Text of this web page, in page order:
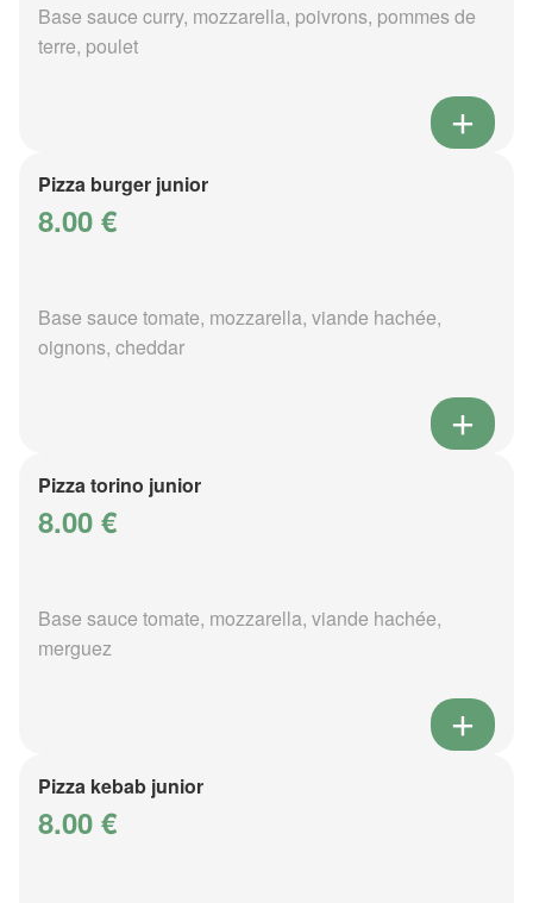
Base sauce curry, mozzarella, poivrons, pommes de
terre, poulet
Pizza burger junior
8.00 €
Base sauce tomate, mozzarella, viande hachée,
oignons, cheddar
Pizza torino junior
8.00 €
Base sauce tomate, mozzarella, viande hachée,
merguez
Pizza kebab junior
8.00 €